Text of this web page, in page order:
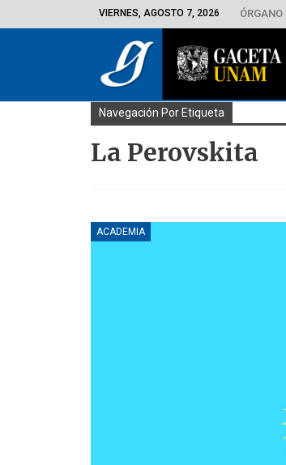
VIERNES, AGOSTO 7, 2026
Navegación Por Etiqueta
La Perovskita
ACADEMIA